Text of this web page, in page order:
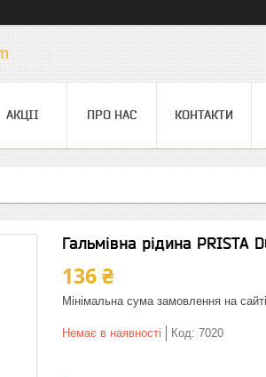
АКЦІІ ПРО НАС КОНТАКТИ
Гальмівна рідина PRISTA
136 ₴
Мінімальна сума замовлення на
Немає в наявності Код: 7020